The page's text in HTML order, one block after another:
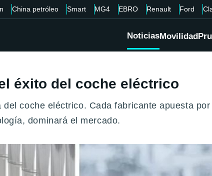
China petróleo Smart MG4 EBRO Renault Ford
NoticiasMovilidad
éxito del coche eléctrico
coche eléctrico. Cada fabricante apuesta
dominará el mercado.